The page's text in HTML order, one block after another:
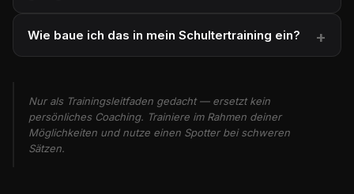
Wie baue ich das in mein Schultertraining ein?
Nur als Trainingsleitfaden gedacht — ersetzt kein
persönliches Coaching. Trainiere im Rahmen deiner
Möglichkeiten und nutze einen Spotter bei schweren
Sätzen.